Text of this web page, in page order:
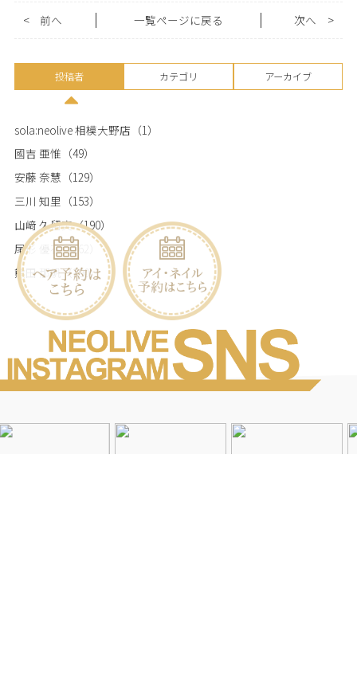
< 前へ 一覧ページに戻る >
次へ
投稿者 カテゴリ アーカイブ
sola:neolive 相模大野店 （1）
國吉 亜惟 （49）
安藤 奈慧 （129）
三川 知里 （153）
山﨑 久留実（190）
尾形 優花（162）
熊田 那帆（190）